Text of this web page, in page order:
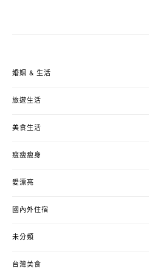
婚姻 & 生活
旅遊生活
美食生活
瘦瘦瘦身
愛漂亮
國內外住宿
未分類
台灣美食